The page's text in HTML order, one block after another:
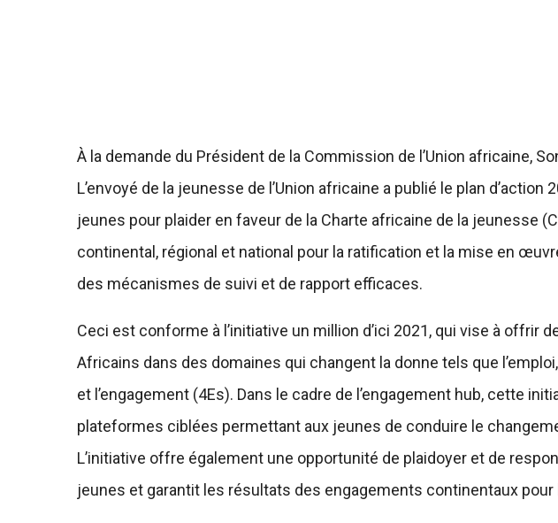
À la demande du Président de la Commission de l’Union africaine,
L’envoyé de la jeunesse de l’Union africaine a publié le plan
jeunes pour plaider en faveur de la Charte africaine de la jeunesse
continental, régional et national pour la ratification et la mise en
des mécanismes de suivi et de rapport efficaces.
Ceci est conforme à l’initiative un million d’ici 2021, qui vise à offrir
Africains dans des domaines qui changent la donne tels que
et l’engagement (4Es). Dans le cadre de l’engagement hub, cette
plateformes ciblées permettant aux jeunes de conduire le
L’initiative offre également une opportunité de plaidoyer et de
jeunes et garantit les résultats des engagements continentaux